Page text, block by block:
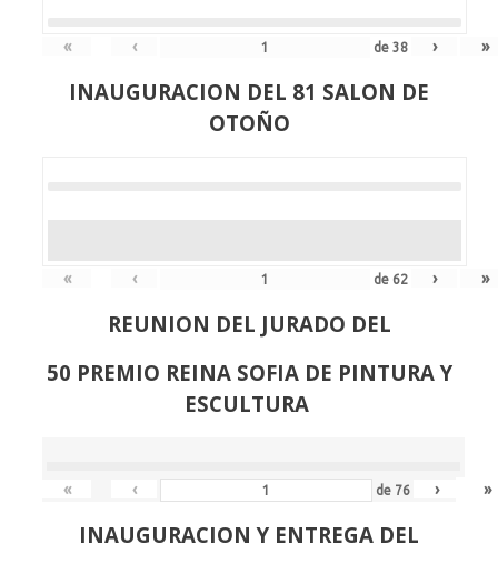
« ‹ de38 › »
INAUGURACION DEL 81 SALON DE
OTOÑO
« ‹ de 62 › »
REUNION DEL JURADO DEL
50 PREMIO REINA SOFIA DE PINTURA Y
ESCULTURA
« ‹ de 76 › »
INAUGURACION Y ENTREGA DEL